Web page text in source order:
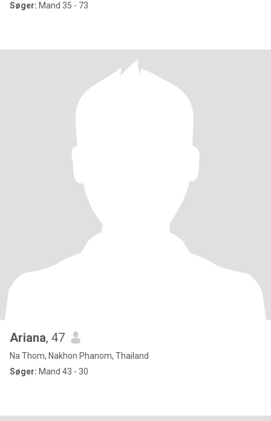
Søger: Mand 35 - 73
Ariana, 47
Na Thom, Nakhon Phanom, Thailand
Søger: Mand 43 - 30